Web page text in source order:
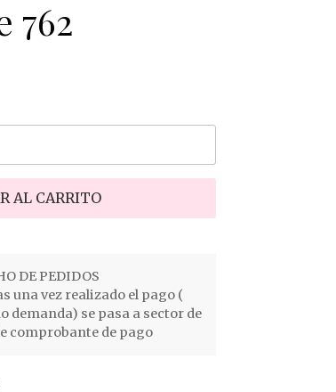
762
AL CARRITO
DE PEDIDOS
una vez realizado el pago (
demanda) se pasa a sector de
comprobante de pago